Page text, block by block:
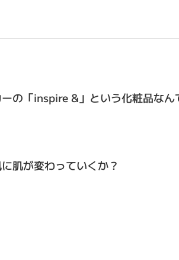
の「inspire &」という化粧品なん
肌が変わっていくか？